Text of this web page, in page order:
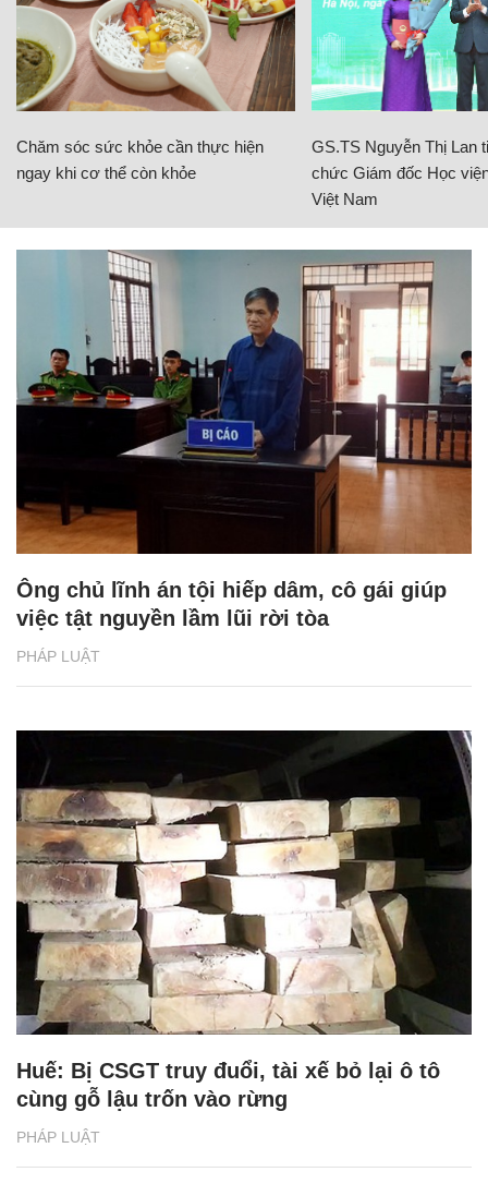
Chăm sóc sức khỏe cần thực hiện
ngay khi cơ thể còn khỏe
GS.TS Nguyễn Thị Lan
chức Giám đốc Học
Việt Nam
PHÁP LUẬT
Ông chủ lĩnh án tội hiếp dâm, cô gái giúp
việc tật nguyền lầm lũi rời tòa
PHÁP LUẬT
Huế: Bị CSGT truy đuổi, tài xế bỏ lại ô tô
cùng gỗ lậu trốn vào rừng